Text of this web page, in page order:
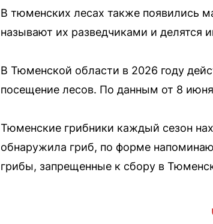
В тюменских лесах также появились
называют их разведчиками и делятся
В Тюменской области в 2026 году
посещение лесов. По данным от 8
Тюменские грибники каждый сезон
обнаружила гриб, по форме
грибы, запрещенные к сбору в